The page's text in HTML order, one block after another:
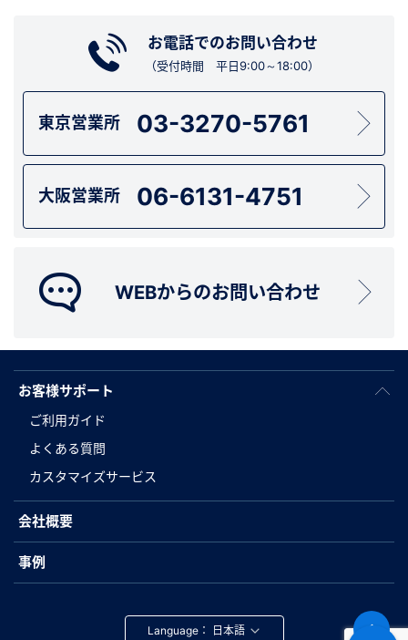
お電話でのお問い合わせ
（受付時間 平日9:00～18:00）
東京営業所 03-3270-5761
大阪営業所 06-6131-4751
WEBからのお問い合わせ
お客様サポート
ご利用ガイド
よくある質問
カスタマイズサービス
会社概要
事例
Language：